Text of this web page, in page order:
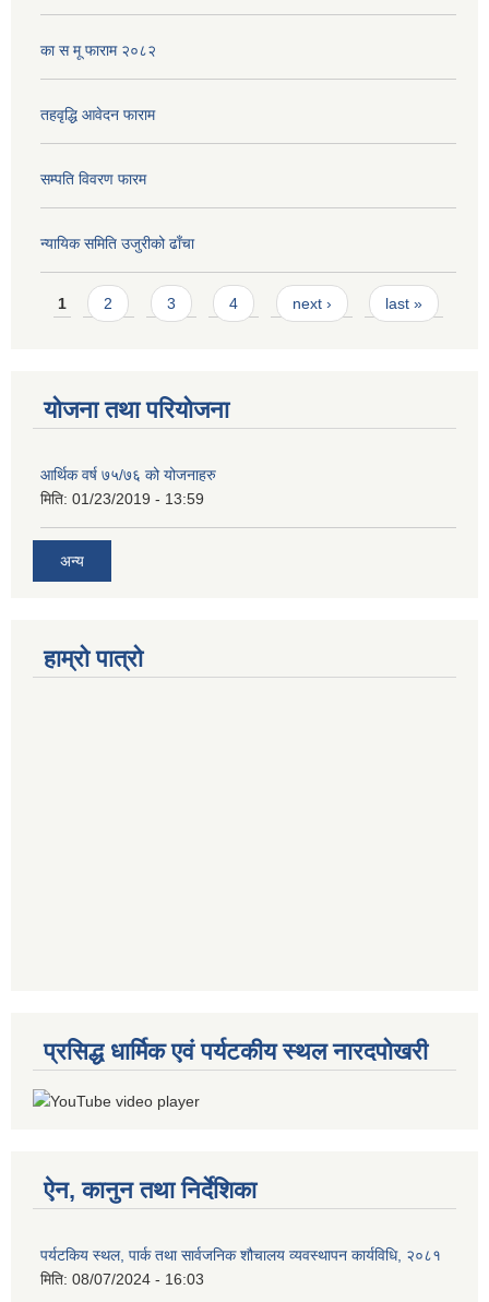
का स मू फाराम २०८२
तहवृद्धि आवेदन फाराम
सम्पति विवरण फारम
न्यायिक समिति उजुरीको ढाँचा
Pages
1 2 3 4 next › last »
योजना तथा परियोजना
आर्थिक वर्ष ७५/७६ को योजनाहरु
मिति: 01/23/2019 - 13:59
अन्य
हाम्रो पात्रो
प्रसिद्ध धार्मिक एवं पर्यटकीय स्थल नारदपोखरी
ऐन, कानुन तथा निर्देशिका
पर्यटकिय स्थल, पार्क तथा सार्वजनिक शौचालय व्यवस्थापन कार्यविधि, २०८१
मिति: 08/07/2024 - 16:03